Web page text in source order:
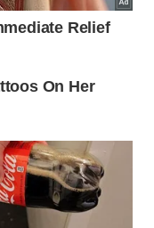
o sucesso
de começar
com limão e